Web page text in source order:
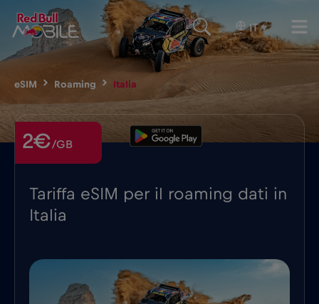
IT ▾
eSIM Roaming Italia
Tariffa eSIM per il roaming dati in
Italia
2€/GB